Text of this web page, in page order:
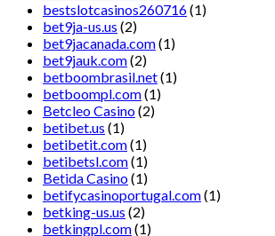
bestslotcasinos260716(1)
bet9ja-us.us (2)
bet9jacanada.com(1)
bet9jauk.com(2)
betboombrasil.net(1)
betboompl.com(1)
Betcleo Casino(2)
betibet.us (1)
betibetit.com(1)
betibetsl.com(1)
Betida Casino(1)
betifycasinoportugal.com(1)
betking-us.us (2)
betkingpl.com(1)